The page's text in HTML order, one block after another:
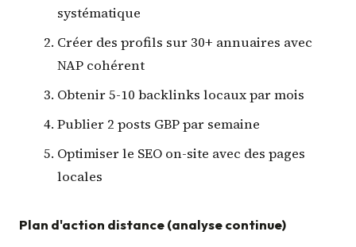
systématique
Créer des profils sur 30+ annuaires avec
NAP cohérent
Obtenir 5-10 backlinks locaux par mois
Publier 2 posts GBP par semaine
Optimiser le SEO on-site avec des pages
locales
Plan d'action distance (analyse continue)